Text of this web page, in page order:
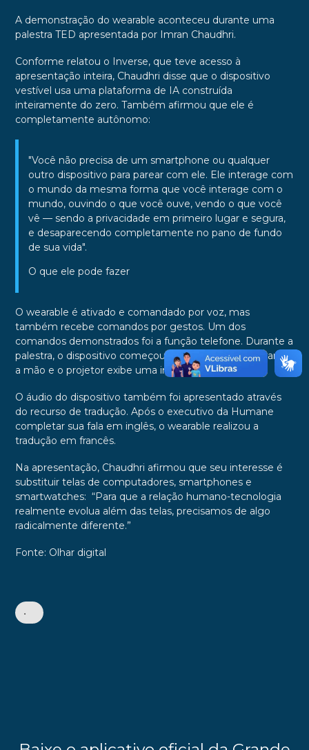
A demonstração do wearable aconteceu durante uma
palestra TED apresentada por Imran Chaudhri.
Conforme relatou o Inverse, que teve acesso à
apresentação inteira, Chaudhri disse que o dispositivo
vestível usa uma plataforma de IA construída
inteiramente do zero. Também afirmou que ele é
completamente autônomo:
"Você não precisa de um smartphone ou qualquer
outro dispositivo para parear com ele. Ele interage com
o mundo da mesma forma que você interage com o
mundo, ouvindo o que você ouve, vendo o que você
vê — sendo a privacidade em primeiro lugar e segura,
e desaparecendo completamente no pano de fundo
de sua vida".
O que ele pode fazer
O wearable é ativado e comandado por voz, mas
também recebe comandos por gestos. Um dos
comandos demonstrados foi a função telefone. Durante a
palestra, o dispositivo começou a apitar, Chaudhri levanta
a mão e o projetor exibe uma interface de chamada.
O áudio do dispositivo também foi apresentado através
do recurso de tradução. Após o executivo da Humane
completar sua fala em inglês, o wearable realizou a
tradução em francês.
Na apresentação, Chaudhri afirmou que seu interesse é
substituir telas de computadores, smartphones e
smartwatches: “Para que a relação humano-tecnologia
realmente evolua além das telas, precisamos de algo
radicalmente diferente.”
Fonte: Olhar digital
•